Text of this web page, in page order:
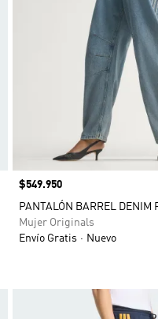
Precio
$549.950
PANTALÓN BARREL DENIM
Mujer Originals
Envío Gratis
Nuevo
Añadir a la lista de deseos